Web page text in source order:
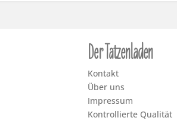
Der Tatzenladen
Kontakt
Über uns
Impressum
Kontrollierte Qualität